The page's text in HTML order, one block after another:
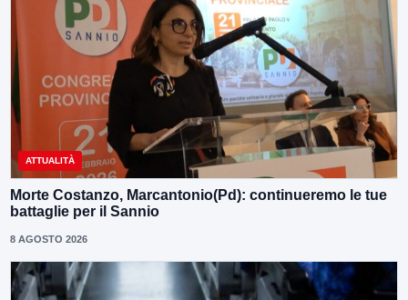
ATTUALITÀ
Morte Costanzo, Marcantonio(Pd): continueremo le tue
battaglie per il Sannio
8 AGOSTO 2026